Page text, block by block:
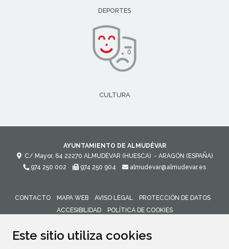
Este sitio utiliza cookies
DEPORTES
CULTURA
AYUNTAMIENTO DE ALMUDÉVAR
C/ Mayor, 64 22270 ALMUDÉVAR (HUESCA) - ARAGÓN (ESPAÑA)
974 250 002
974 250 904 almudevar@almudevar.es
CONTACTO MAPA WEB AVISO LEGAL
PROTECCIÓN DE DATOS
ACCESIBILIDAD
POLÍTICA DE COOKIES